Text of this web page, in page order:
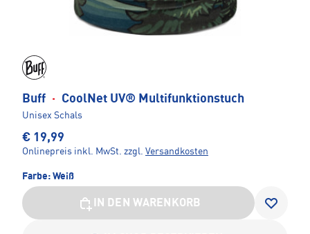
Buff · CoolNet UV® Multifunktionstuch
Unisex Schals
€ 19,99
Onlinepreis inkl. MwSt. zzgl. Versandkosten
Farbe: Weiß
IN DEN WARENKORB